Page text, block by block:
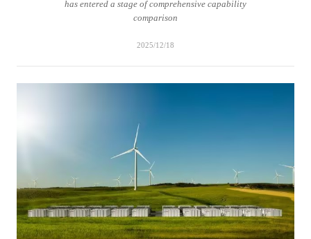
企业研究
数字基础设施 消费电子
公共服务 食品与饮料
媒体服务
公司介绍
加入我们
has entered a stage of comprehensive capability
comparison
2025/12/18